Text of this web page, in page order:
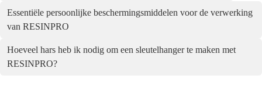
Essentiële persoonlijke beschermingsmiddelen voor de verwerking
van RESINPRO
Hoeveel hars heb ik nodig om een sleutelhanger te maken met
RESINPRO?